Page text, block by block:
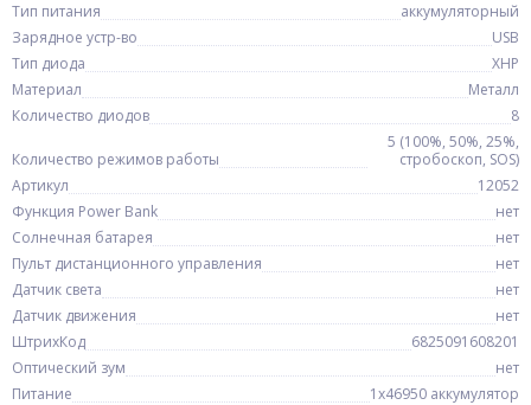
Тип питания
аккумуляторный
Зарядное устр-во
USB
Тип диода
XHP
Материал
Металл
Количество диодов
8
Количество режимов работы
5 (100%, 50%, 25%,
стробоскоп, SOS)
Артикул
12052
Функция Power Bank
нет
Солнечная батарея
нет
Пульт дистанционного управления
нет
Датчик света
нет
Датчик движения
нет
ШтрихКод
6825091608201
Оптический зум
нет
Питание
1x46950 аккумулятор